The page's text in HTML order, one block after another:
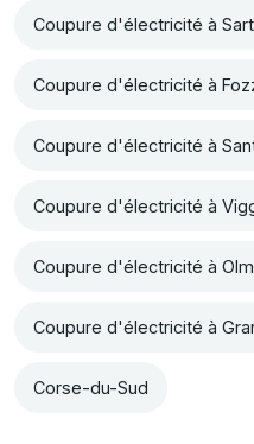
Coupure d'électricité à
Coupure d'électricité à
Coupure d'électricité à
Coupure d'électricité à
Coupure d'électricité à
Coupure d'électricité à
Corse-du-Sud